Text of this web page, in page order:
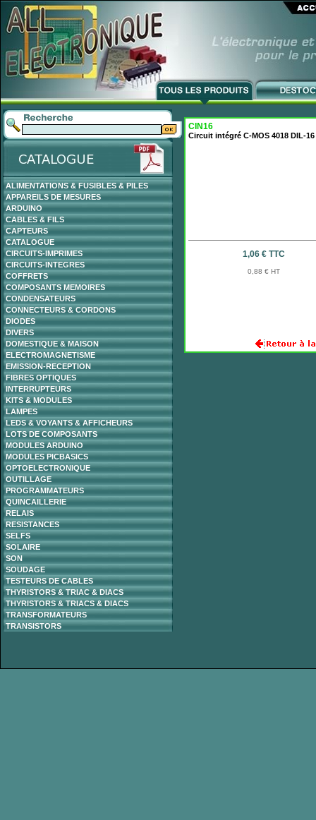
ALIMENTATIONS & FUSIBLES & PILES
APPAREILS DE MESURES
ARDUINO
CABLES & FILS
CAPTEURS
CATALOGUE
CIRCUITS-IMPRIMES
CIRCUITS-INTEGRES
COFFRETS
COMPOSANTS MEMOIRES
CONDENSATEURS
CONNECTEURS & CORDONS
DIODES
DIVERS
DOMESTIQUE & MAISON
ELECTROMAGNETISME
EMISSION-RECEPTION
FIBRES OPTIQUES
INTERRUPTEURS
KITS & MODULES
LAMPES
LEDS & VOYANTS & AFFICHEURS
LOTS DE COMPOSANTS
MODULES ARDUINO
MODULES PICBASICS
OPTOELECTRONIQUE
OUTILLAGE
PROGRAMMATEURS
QUINCAILLERIE
RELAIS
RESISTANCES
SELFS
SOLAIRE
SON
SOUDAGE
TESTEURS DE CABLES
THYRISTORS & TRIAC & DIACS
THYRISTORS & TRIACS & DIACS
TRANSFORMATEURS
TRANSISTORS
CIN16
Circuit intégré C-MOS 4018 DIL-
1,06 € TTC
0,88 € HT